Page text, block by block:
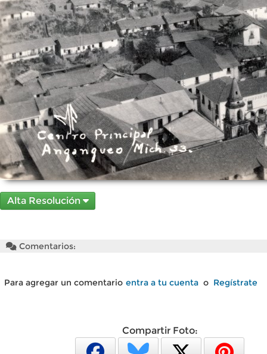
Alta Resolución
Comentarios:
Para agregar un comentario entra a tu cuenta o Regístrate
Compartir Foto: